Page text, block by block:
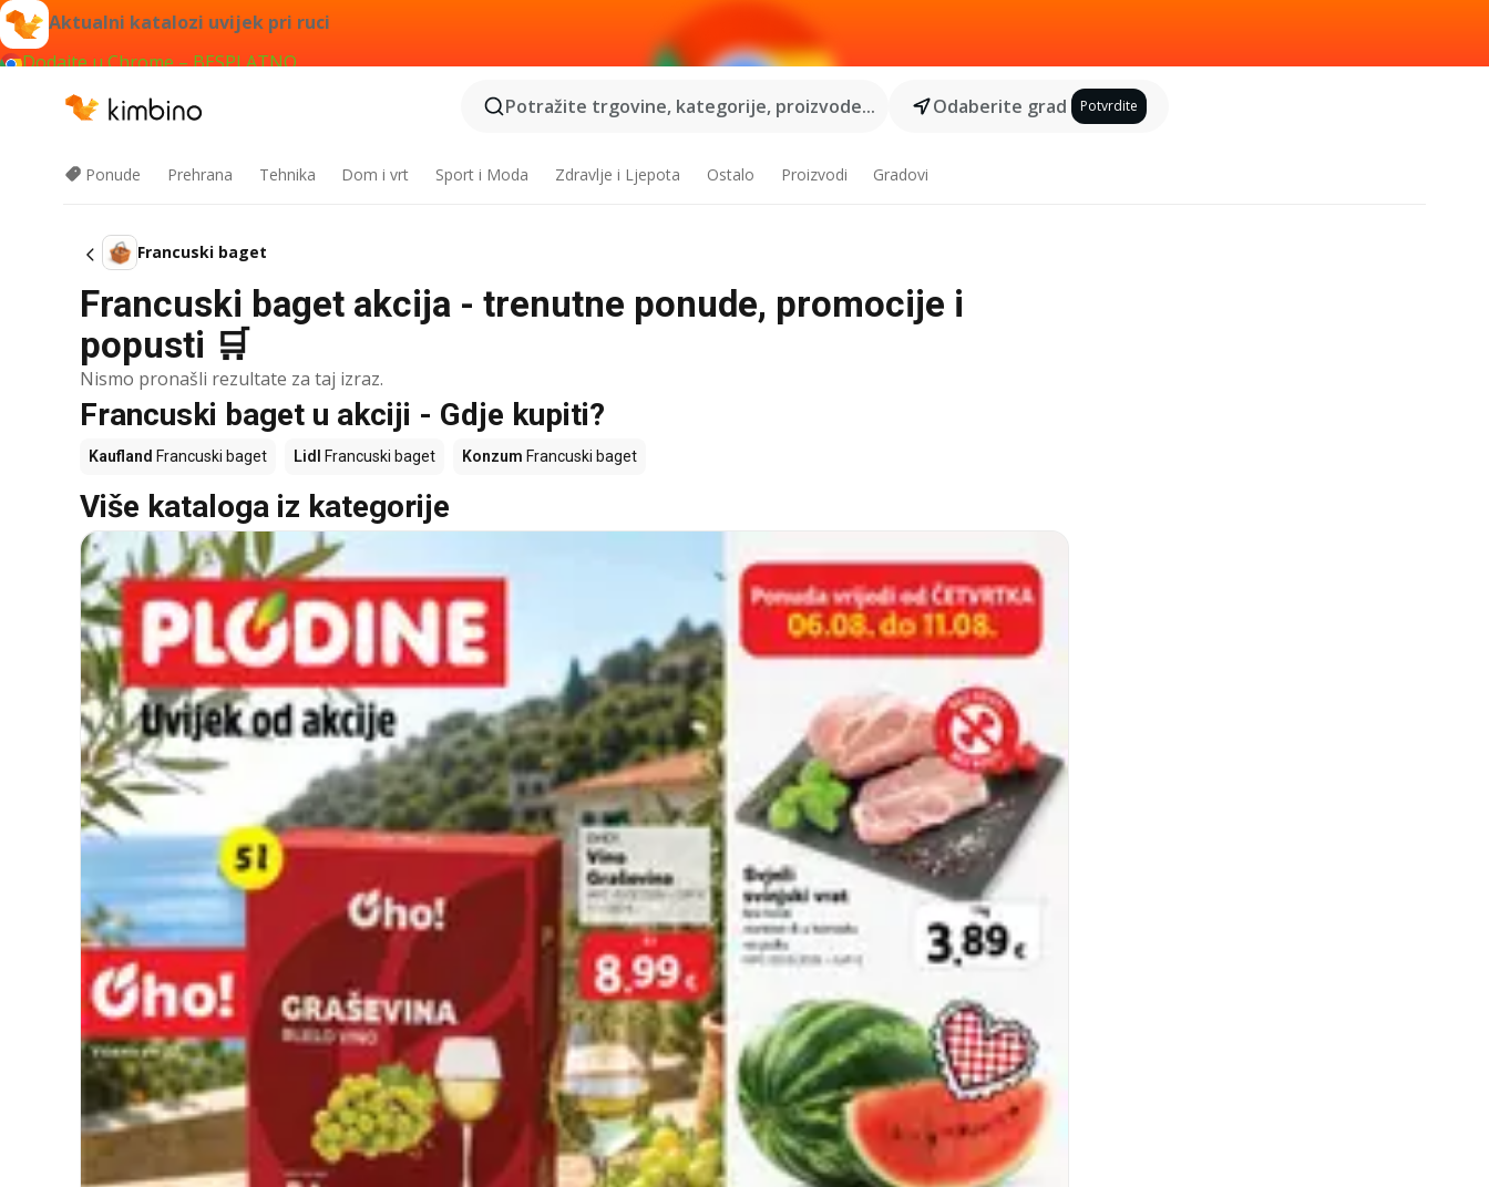
Aktualni katalozi uvijek pri ruci
Dodajte u Chrome – BESPLATNO
Potražite trgovine, kategorije, proizvode...
Odaberite grad Potvrdite
Ponude Prehrana Tehnika Dom i vrt Sport i Moda Zdravlje i Ljepota Ostalo Proizvodi Gradovi
Francuski baget
Francuski baget akcija - trenutne ponude, promocije i
popusti 🛒
Nismo pronašli rezultate za taj izraz.
Francuski baget u akciji - Gdje kupiti?
Kaufland Francuski baget Lidl Francuski baget Konzum Francuski baget
Više kataloga iz kategorije